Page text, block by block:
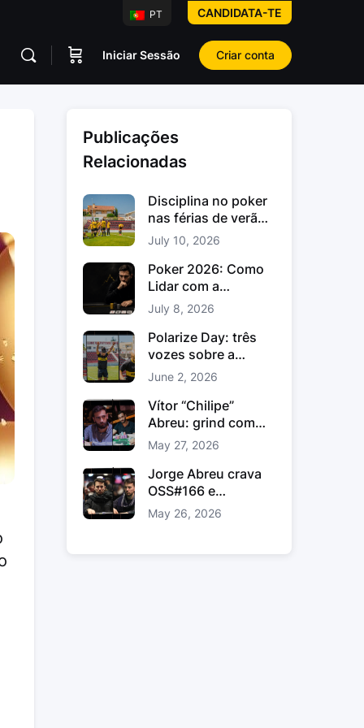
PT CANDIDATA-TE
Iniciar Sessão Criar conta
Publicações
Relacionadas
Disciplina no poker
nas férias de verão:
como manter o foco
July 10, 2026
Poker 2026: Como
Lidar com a
Variância no Poker e
os Downswings
July 8, 2026
Polarize Day: três
vozes sobre a
comunidade e
ligação fora das
mesas
June 2, 2026
Vítor “Chilipe”
Abreu: grind com
método, estudo e
volume inteligente
May 27, 2026
Jorge Abreu crava
OSS#166 e
conquista prémio
gordo na WPN
May 26, 2026